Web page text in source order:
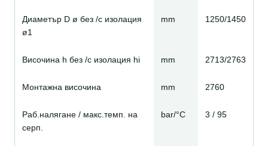
Диаметър D ø без /с изолация
ø1
mm 1250/1450
Височина h без /с изолация hi mm 2713/2763
Монтажна височина mm 2760
Раб.налягане / макс.темп. на
серп.
bar/°C 3 / 95